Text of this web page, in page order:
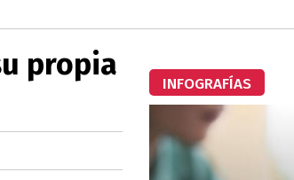
propia
INFOGRAFÍAS